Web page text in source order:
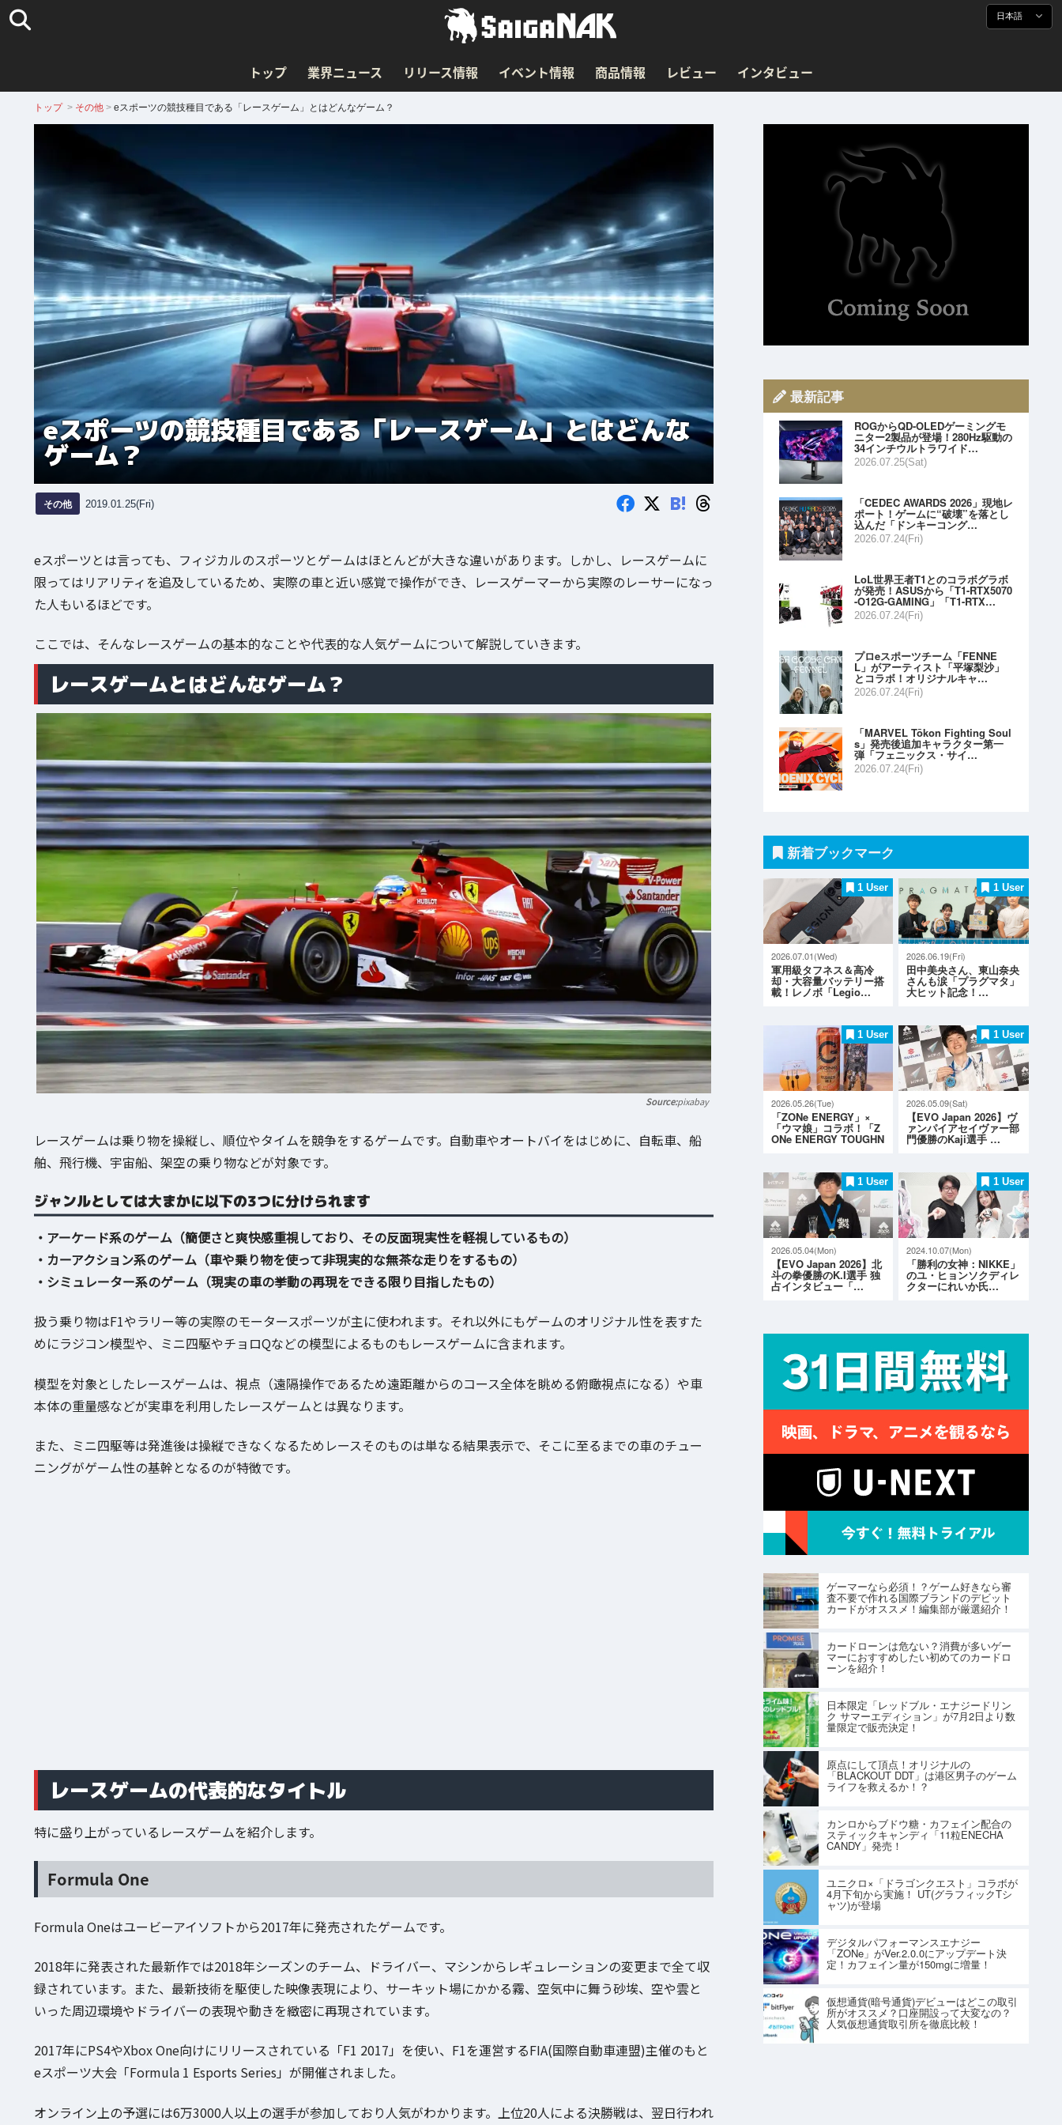
日本語
トップ 業界ニュース リリース情報 イベント情報 商品情報 レビュー インタビュー
トップ > その他> eスポーツの競技種目である「レースゲーム」とはどんなゲーム？
eスポーツの競技種目である「レースゲーム」とはどんな
ゲーム？
その他 2019.01.25(Fri) B!
eスポーツとは言っても、フィジカルのスポーツとゲームはほとんどが大きな違いがあります。しかし、レースゲームに
限ってはリアリティを追及しているため、実際の車と近い感覚で操作ができ、レースゲーマーから実際のレーサーになっ
た人もいるほどです。
ここでは、そんなレースゲームの基本的なことや代表的な人気ゲームについて解説していきます。
レースゲームとはどんなゲーム？
pixabay
レースゲームは乗り物を操縦し、順位やタイムを競争をするゲームです。自動車やオートバイをはじめに、自転車、船
舶、飛行機、宇宙船、架空の乗り物などが対象です。
ジャンルとしては大まかに以下の3つに分けられます
・アーケード系のゲーム（簡便さと爽快感重視しており、その反面現実性を軽視しているもの）
・カーアクション系のゲーム（車や乗り物を使って非現実的な無茶な走りをするもの）
・シミュレーター系のゲーム（現実の車の挙動の再現をできる限り目指したもの）
扱う乗り物はF1やラリー等の実際のモータースポーツが主に使われます。それ以外にもゲームのオリジナル性を表すた
めにラジコン模型や、ミニ四駆やチョロQなどの模型によるものもレースゲームに含まれます。
模型を対象としたレースゲームは、視点（遠隔操作であるため遠距離からのコース全体を眺める俯瞰視点になる）や車
本体の重量感などが実車を利用したレースゲームとは異なります。
また、ミニ四駆等は発進後は操縦できなくなるためレースそのものは単なる結果表示で、そこに至るまでの車のチュー
ニングがゲーム性の基幹となるのが特徴です。
レースゲームの代表的なタイトル
特に盛り上がっているレースゲームを紹介します。
Formula One
Formula Oneはユービーアイソフトから2017年に発売されたゲームです。
2018年に発表された最新作では2018年シーズンのチーム、ドライバー、マシンからレギュレーションの変更まで全て収
録されています。また、最新技術を駆使した映像表現により、サーキット場にかかる霧、空気中に舞う砂埃、空や雲と
いった周辺環境やドライバーの表現や動きを緻密に再現されています。
2017年にPS4やXbox One向けにリリースされている「F1 2017」を使い、F1を運営するFIA(国際自動車連盟)主催のもと
eスポーツ大会「Formula 1 Esports Series」が開催されました。
オンライン上の予選には6万3000人以上の選手が参加しており人気がわかります。上位20人による決勝戦は、翌日行われ
最新記事
ROGからQD-OLEDゲーミングモ
ニター2製品が登場！280Hz駆動の
34インチウルトラワイド…
2026.07.25(Sat)
「CEDEC AWARDS 2026」現地レ
ポート！ゲームに“破壊”を落とし
込んだ「ドンキーコング…
2026.07.24(Fri)
LoL世界王者T1とのコラボグラボ
が発売！ASUSから「T1-RTX5070
-O12G-GAMING」「T1-RTX…
2026.07.24(Fri)
プロeスポーツチーム「FENNE
L」がアーティスト「平塚梨沙」
とコラボ！オリジナルキャ…
2026.07.24(Fri)
「MARVEL Tōkon Fighting Soul
s」発売後追加キャラクター第一
弾「フェニックス・サイ…
2026.07.24(Fri)
新着ブックマーク
1 User
2026.07.01(Wed)
軍用級タフネス＆高冷
却・大容量バッテリー搭
載！レノボ「Legio…
1 User
2026.06.19(Fri)
田中美央さん、東山奈央
さんも涙「プラグマタ」
大ヒット記念！…
1 User
2026.05.26(Tue)
「ZONe ENERGY」×
「ウマ娘」コラボ！「Z
ONe ENERGY TOUGHN
1 User
2026.05.09(Sat)
【EVO Japan 2026】ヴ
ァンパイアセイヴァー部
門優勝のKaji選手 …
1 User
2026.05.04(Mon)
【EVO Japan 2026】北
斗の拳優勝のK.I選手 独
占インタビュー「…
1 User
2024.10.07(Mon)
「勝利の女神：NIKKE」
のユ・ヒョンソクディレ
クターにれいか氏…
ゲーマーなら必須！？ゲーム好きなら審
査不要で作れる国際ブランドのデビット
カードがオススメ！編集部が厳選紹介！
カードローンは危ない？消費が多いゲー
マーにおすすめしたい初めてのカードロ
ーンを紹介！
日本限定「レッドブル・エナジードリン
ク サマーエディション」が7月2日より数
量限定で販売決定！
原点にして頂点！オリジナルの
「BLACKOUT DDT」は港区男子のゲーム
ライフを救えるか！？
カンロからブドウ糖・カフェイン配合の
スティックキャンディ「11粒ENECHA
CANDY」発売！
ユニクロ×「ドラゴンクエスト」コラボが
4月下旬から実施！ UT(グラフィックTシ
ャツ)が登場
デジタルパフォーマンスエナジー
「ZONe」がVer.2.0.0にアップデート決
定！カフェイン量が150mgに増量！
仮想通貨(暗号通貨)デビューはどこの取引
所がオススメ？口座開設って大変なの？
人気仮想通貨取引所を徹底比較！